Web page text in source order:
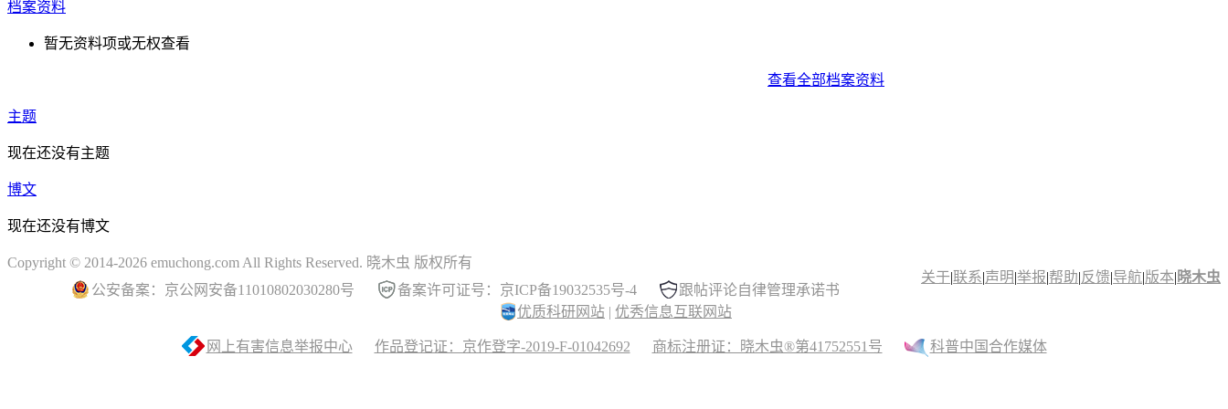
档案资料
暂无资料项或无权查看
查看全部档案资料
主题
现在还没有主题
博文
现在还没有博文
关于|联系|声明|举报|帮助|反馈|导航|版本| 晓木虫
Copyright © 2014-2026 emuchong.com All Rights Reserved. 晓木虫 版权所有
公安备案：京公网安备11010802030280号
备案许可证号：京ICP备19032535号-4
跟帖评论自律管理承诺书
优质科研网站 | 优秀信息互联网站
网上有害信息举报中心 作品登记证：京作登字-2019-F-01042692 商标注册证：晓木虫®第41752551号 科普中国合作媒体